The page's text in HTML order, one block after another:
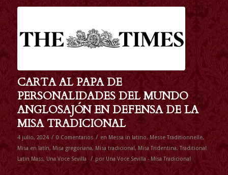
CARTA AL PAPA DE
PERSONALIDADES DEL MUNDO
ANGLOSAJÓN EN DEFENSA DE LA
MISA TRADICIONAL
4 julio, 2024 / 0 Comentarios / en Messa in latino, Messe Traditionnelle,
Misa en latín, Misa gregoriana, Misa tradicional , Misa Tridentina, Traditional
Latin Mass, Una Voce Sevilla / por Una Voce Sevilla - Misa Tradicional